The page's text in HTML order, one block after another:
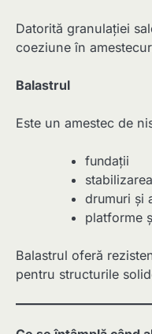
Datorită granulației
coeziune în
Balastrul
Este un amestec de
fundații
drumuri și
platforme
Balastrul oferă
pentru structurile